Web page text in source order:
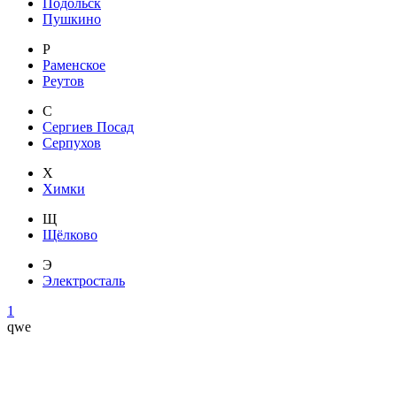
Подольск
Пушкино
Р
Раменское
Реутов
С
Сергиев Посад
Серпухов
Х
Химки
Щ
Щёлково
Э
Электросталь
1
qwe